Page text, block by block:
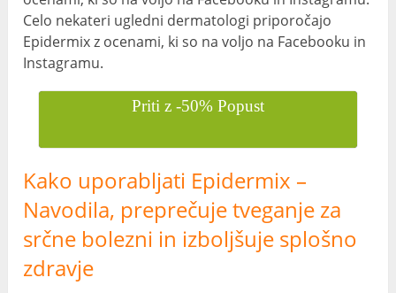
Celo nekateri ugledni dermatologi priporočajo
Epidermix z ocenami, ki so na voljo na Facebooku in
Instagramu.
Priti z -50% Popust
Kako uporabljati Epidermix –
Navodila, preprečuje tveganje za
srčne bolezni in izboljšuje splošno
zdravje